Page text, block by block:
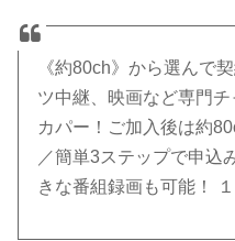
《約80ch》から選んで
ツ中継、映画など専門
カパー！ご加入後は約
／簡単3ステップで申込
きな番組録画も可能！